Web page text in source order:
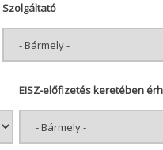
Szolgáltató
EISZ-előfizetés keretében